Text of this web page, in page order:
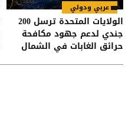
عربي ودولي
الولايات المتحدة ترسل 200
جندي لدعم جهود مكافحة
حرائق الغابات في الشمال